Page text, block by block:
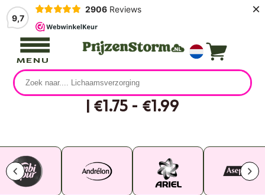
9,7
2906 Reviews ×
MENU
| €1.75 - €1.99